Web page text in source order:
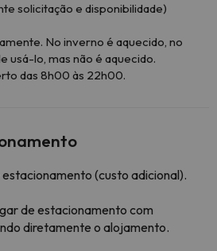
solicitação e disponibilidade)
No inverno é aquecido, no
usá-lo, mas não é aquecido.
das 8h00 às 22h00.
(custo adicional).
de estacionamento com
diretamente o alojamento.